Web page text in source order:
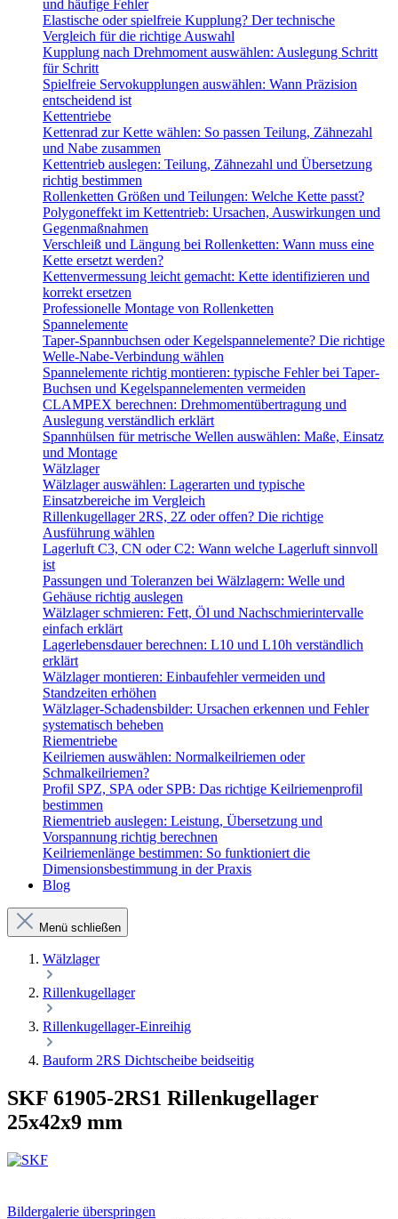
und häufige Fehler
Elastische oder spielfreie Kupplung? Der technische
Vergleich für die richtige Auswahl
Kupplung nach Drehmoment auswählen: Auslegung Schritt
für Schritt
Spielfreie Servokupplungen auswählen: Wann Präzision
entscheidend ist
Kettentriebe
Kettenrad zur Kette wählen: So passen Teilung, Zähnezahl
und Nabe zusammen
Kettentrieb auslegen: Teilung, Zähnezahl und Übersetzung
richtig bestimmen
Rollenketten Größen und Teilungen: Welche Kette passt?
Polygoneffekt im Kettentrieb: Ursachen, Auswirkungen und
Gegenmaßnahmen
Verschleiß und Längung bei Rollenketten: Wann muss eine
Kette ersetzt werden?
Kettenvermessung leicht gemacht: Kette identifizieren und
korrekt ersetzen
Professionelle Montage von Rollenketten
Spannelemente
Taper-Spannbuchsen oder Kegelspannelemente? Die richtige
Welle-Nabe-Verbindung wählen
Spannelemente richtig montieren: typische Fehler bei Taper-
Buchsen und Kegelspannelementen vermeiden
CLAMPEX berechnen: Drehmomentübertragung und
Auslegung verständlich erklärt
Spannhülsen für metrische Wellen auswählen: Maße, Einsatz
und Montage
Wälzlager
Wälzlager auswählen: Lagerarten und typische
Einsatzbereiche im Vergleich
Rillenkugellager 2RS, 2Z oder offen? Die richtige
Ausführung wählen
Lagerluft C3, CN oder C2: Wann welche Lagerluft sinnvoll
ist
Passungen und Toleranzen bei Wälzlagern: Welle und
Gehäuse richtig auslegen
Wälzlager schmieren: Fett, Öl und Nachschmierintervalle
einfach erklärt
Lagerlebensdauer berechnen: L10 und L10h verständlich
erklärt
Wälzlager montieren: Einbaufehler vermeiden und
Standzeiten erhöhen
Wälzlager-Schadensbilder: Ursachen erkennen und Fehler
systematisch beheben
Riementriebe
Keilriemen auswählen: Normalkeilriemen oder
Schmalkeilriemen?
Profil SPZ, SPA oder SPB: Das richtige Keilriemenprofil
bestimmen
Riementrieb auslegen: Leistung, Übersetzung und
Vorspannung richtig berechnen
Keilriemenlänge bestimmen: So funktioniert die
Dimensionsbestimmung in der Praxis
Blog
Menü schließen
Wälzlager
Rillenkugellager
Rillenkugellager-Einreihig
Bauform 2RS Dichtscheibe beidseitig
SKF 61905-2RS1 Rillenkugellager
25x42x9 mm
Bildergalerie überspringen